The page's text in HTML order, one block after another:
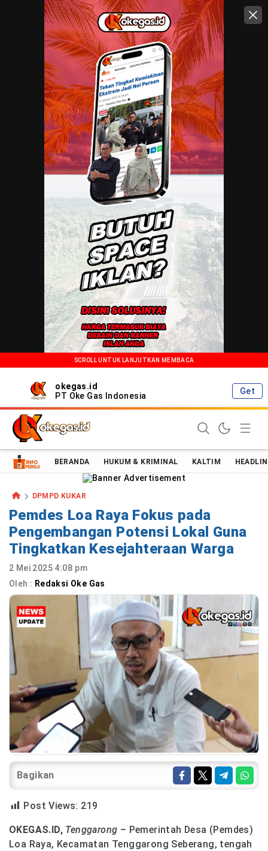
SCROLL UNTUK LANJUTKAN MEMBACA
okegas.id
PT Oke Gas Indonesia
Get
Oke Gas Indonesia | Energi Positif Informasi Terkini!
BERANDA HUKUM & KRIMINAL KALTIM
DPMPD KUKAR
Pemdes Loa Raya Fokus pada
Pengembangan Potensi Lokal Guna
Tingkatkan Kesejahteraan Warga
2 Mei 2025 4:08 pm
Oleh : Redaksi Oke Gas
Bagikan
Post Views: 219
OKEGAS.ID, Tenggarong – Pemerintah Desa (Pemdes)
Loa Raya, Kecamatan Tenggarong Seberang, tengah